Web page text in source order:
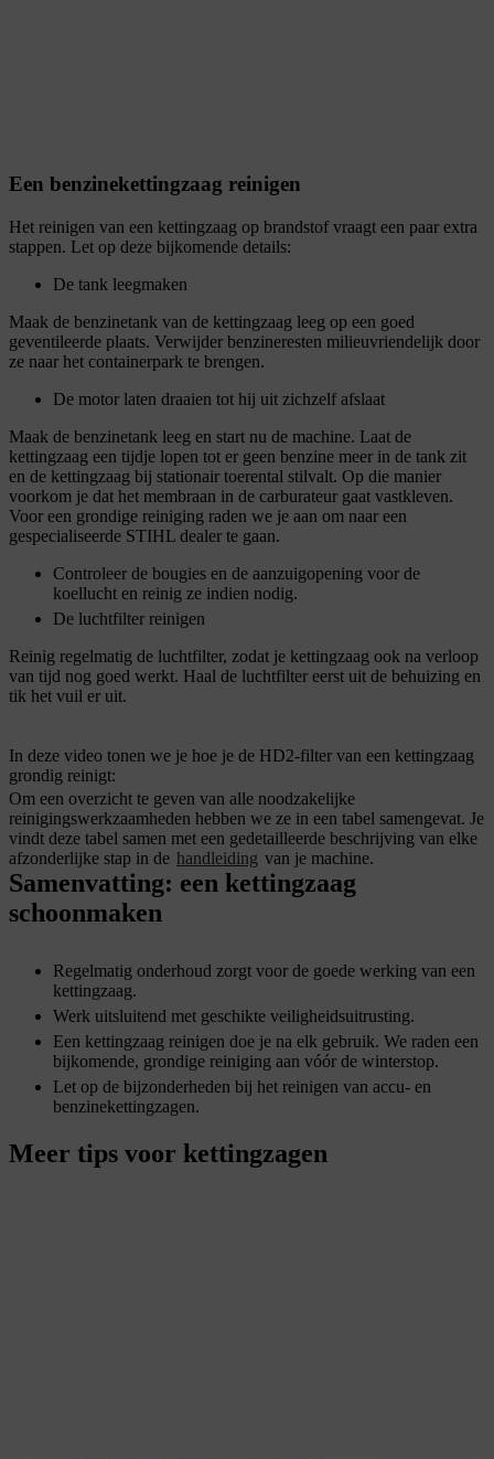
Een benzinekettingzaag reinigen
Het reinigen van een kettingzaag op brandstof vraagt een paar extra
stappen. Let op deze bijkomende details:
De tank leegmaken
Maak de benzinetank van de kettingzaag leeg op een goed
geventileerde plaats. Verwijder benzineresten milieuvriendelijk door
ze naar het containerpark te brengen.
De motor laten draaien tot hij uit zichzelf afslaat
Maak de benzinetank leeg en start nu de machine. Laat de
kettingzaag een tijdje lopen tot er geen benzine meer in de tank zit
en de kettingzaag bij stationair toerental stilvalt. Op die manier
voorkom je dat het membraan in de carburateur gaat vastkleven.
Voor een grondige reiniging raden we je aan om naar een
gespecialiseerde STIHL dealer te gaan.
Controleer de bougies en de aanzuigopening voor de
koellucht en reinig ze indien nodig.
De luchtfilter reinigen
Reinig regelmatig de luchtfilter, zodat je kettingzaag ook na verloop
van tijd nog goed werkt. Haal de luchtfilter eerst uit de behuizing en
tik het vuil er uit.
In deze video tonen we je hoe je de HD2-filter van een kettingzaag
grondig reinigt:
Om een overzicht te geven van alle noodzakelijke
reinigingswerkzaamheden hebben we ze in een tabel samengevat. Je
vindt deze tabel samen met een gedetailleerde beschrijving van elke
afzonderlijke stap in de handleiding van je machine.
Samenvatting: een kettingzaag
schoonmaken
Regelmatig onderhoud zorgt voor de goede werking van een
kettingzaag.
Werk uitsluitend met geschikte veiligheidsuitrusting.
Een kettingzaag reinigen doe je na elk gebruik. We raden een
bijkomende, grondige reiniging aan vóór de winterstop.
Let op de bijzonderheden bij het reinigen van accu- en
benzinekettingzagen.
Meer tips voor kettingzagen